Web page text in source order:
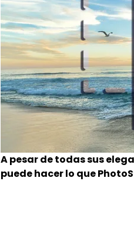
A pesar de todas sus
puede hacer lo que